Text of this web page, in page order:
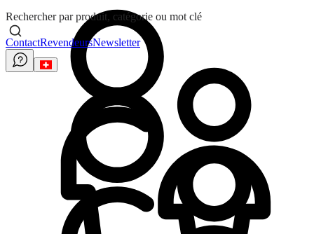
Rechercher par produit, catégorie ou mot clé
ContactRevendeursNewsletter